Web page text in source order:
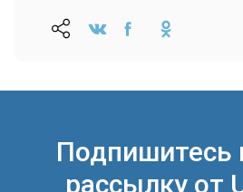
Подпишитесь
рассылку от